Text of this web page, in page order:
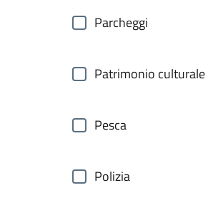
Parcheggi
Patrimonio culturale
Pesca
Polizia